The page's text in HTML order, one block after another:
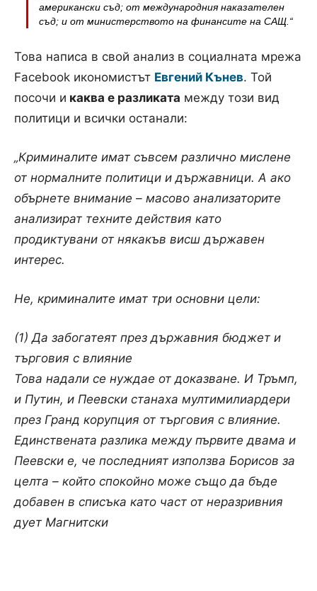
американски съд; от международния наказателен
съд; и от министерството на финансите на САЩ.“
Това написа в свой анализ в социалната мрежа
Facebook икономистът Евгений Кънев. Той
посочи и каква е разликата между този вид
политици и всички останали:
„Криминалите имат съвсем различно мислене
от нормалните политици и държавници. А ако
обърнете внимание – масово анализаторите
анализират техните действия като
продиктувани от някакъв висш държавен
интерес.
Не, криминалите имат три основни цели:
(1) Да забогатеят през държавния бюджет и
търговия с влияние
Това надали се нуждае от доказване. И Тръмп,
и Путин, и Пеевски станаха мултимилиардери
през Гранд корупция от търговия с влияние.
Единствената разлика между първите двама и
Пеевски е, че последният използва Борисов за
целта – който спокойно може също да бъде
добавен в списъка като част от неразривния
дует Магнитски